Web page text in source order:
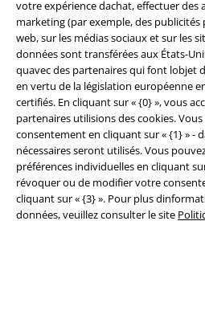
votre expérience dachat, effectuer des
marketing (par exemple, des
web, sur les médias sociaux et sur les
données sont transférées aux États-
quavec des partenaires qui font lobjet
en vertu de la législation européenne
certifiés. En cliquant sur « {0} », vous
partenaires utilisions des cookies.
consentement en cliquant sur « {1} » -
nécessaires seront utilisés. Vous
préférences individuelles en cliquant
révoquer ou de modifier votre
cliquant sur « {3} ». Pour plus
données, veuillez consulter le site
Conditions générales
Éditeur
Clauses de confidentialité
Élimination des déchets et protection
Déclaration de Conformité
Informations sur l'accessibilité